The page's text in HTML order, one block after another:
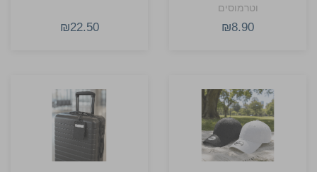
וטרמוסים
₪8.90
₪22.50